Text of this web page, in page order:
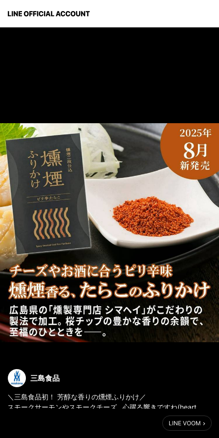
三島食品
＼三島食品初！ 芳醇な香りの燻煙ふりかけ／
スモークサーモンやスモークチーズ…心躍る響きですね(heart
燻製された食品の豊かな香りには、いつもとは違う特別感がある
LINE VOOM